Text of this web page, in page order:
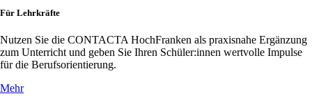
Für Lehrkräfte
Nutzen Sie die CONTACTA HochFranken als praxisnahe Ergänzung
zum Unterricht und geben Sie Ihren Schüler:innen wertvolle Impulse
für die Berufsorientierung.
Mehr